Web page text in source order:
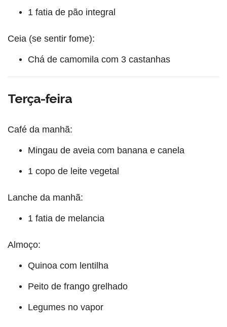
1 fatia de pão integral
Ceia (se sentir fome):
Chá de camomila com 3 castanhas
Terça-feira
Café da manhã:
Mingau de aveia com banana e canela
1 copo de leite vegetal
Lanche da manhã:
1 fatia de melancia
Almoço:
Quinoa com lentilha
Peito de frango grelhado
Legumes no vapor